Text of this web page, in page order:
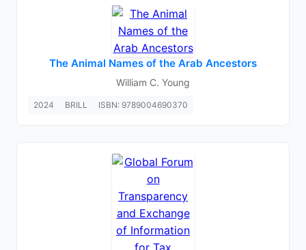
The Animal Names of the Arab Ancestors
William C. Young
2024 BRILL ISBN: 9789004690370